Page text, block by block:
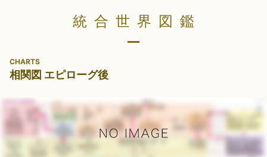
統合世界図鑑
CHARTS
相関図 エピローグ後